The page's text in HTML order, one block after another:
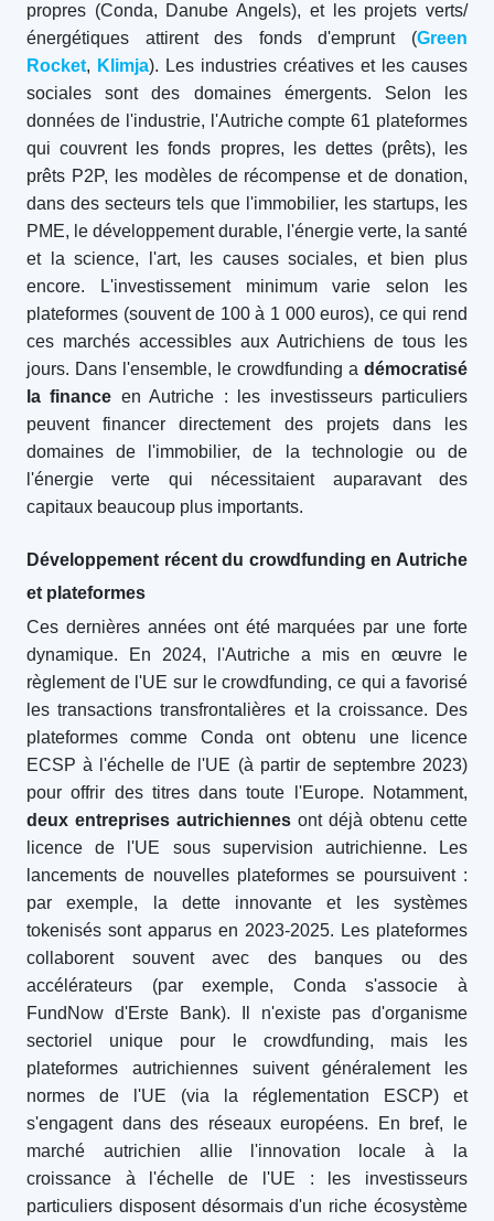
propres (Conda, Danube Angels), et les projets verts/
énergétiques attirent des fonds d'emprunt (Green
Rocket, Klimja). Les industries créatives et les causes
sociales sont des domaines émergents. Selon les
données de l'industrie, l'Autriche compte 61 plateformes
qui couvrent les fonds propres, les dettes (prêts), les
prêts P2P, les modèles de récompense et de donation,
dans des secteurs tels que l'immobilier, les startups, les
PME, le développement durable, l'énergie verte, la santé
et la science, l'art, les causes sociales, et bien plus
encore. L'investissement minimum varie selon les
plateformes (souvent de 100 à 1 000 euros), ce qui rend
ces marchés accessibles aux Autrichiens de tous les
jours. Dans l'ensemble, le crowdfunding a démocratisé
la finance en Autriche : les investisseurs particuliers
peuvent financer directement des projets dans les
domaines de l'immobilier, de la technologie ou de
l'énergie verte qui nécessitaient auparavant des
capitaux beaucoup plus importants.
Développement récent du crowdfunding en Autriche
et plateformes
Ces dernières années ont été marquées par une forte
dynamique. En 2024, l'Autriche a mis en œuvre le
règlement de l'UE sur le crowdfunding, ce qui a favorisé
les transactions transfrontalières et la croissance. Des
plateformes comme Conda ont obtenu une licence
ECSP à l'échelle de l'UE (à partir de septembre 2023)
pour offrir des titres dans toute l'Europe. Notamment,
deux entreprises autrichiennes ont déjà obtenu cette
licence de l'UE sous supervision autrichienne. Les
lancements de nouvelles plateformes se poursuivent :
par exemple, la dette innovante et les systèmes
tokenisés sont apparus en 2023-2025. Les plateformes
collaborent souvent avec des banques ou des
accélérateurs (par exemple, Conda s'associe à
FundNow d'Erste Bank). Il n'existe pas d'organisme
sectoriel unique pour le crowdfunding, mais les
plateformes autrichiennes suivent généralement les
normes de l'UE (via la réglementation ESCP) et
s'engagent dans des réseaux européens. En bref, le
marché autrichien allie l'innovation locale à la
croissance à l'échelle de l'UE : les investisseurs
particuliers disposent désormais d'un riche écosystème